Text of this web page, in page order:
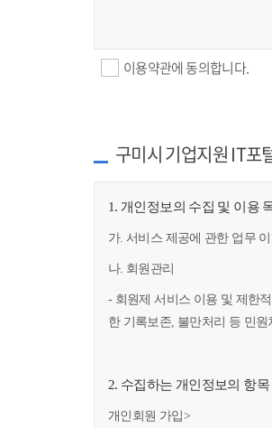
이용약관에 동의합니다.
구미시 기업지원 IT포
1. 개인정보의 수집 및 이용
가. 서비스 제공에 관한 업무
나. 회원관리
- 회원제 서비스 이용 및 제한
한 기록보존, 불만처리 등 민
2. 수집하는 개인정보의 항목
개인회원 가입>